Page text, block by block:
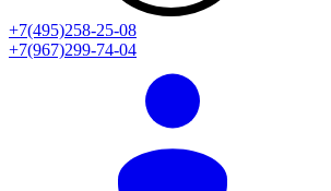
+7(495)258-25-08
+7(967)299-74-04